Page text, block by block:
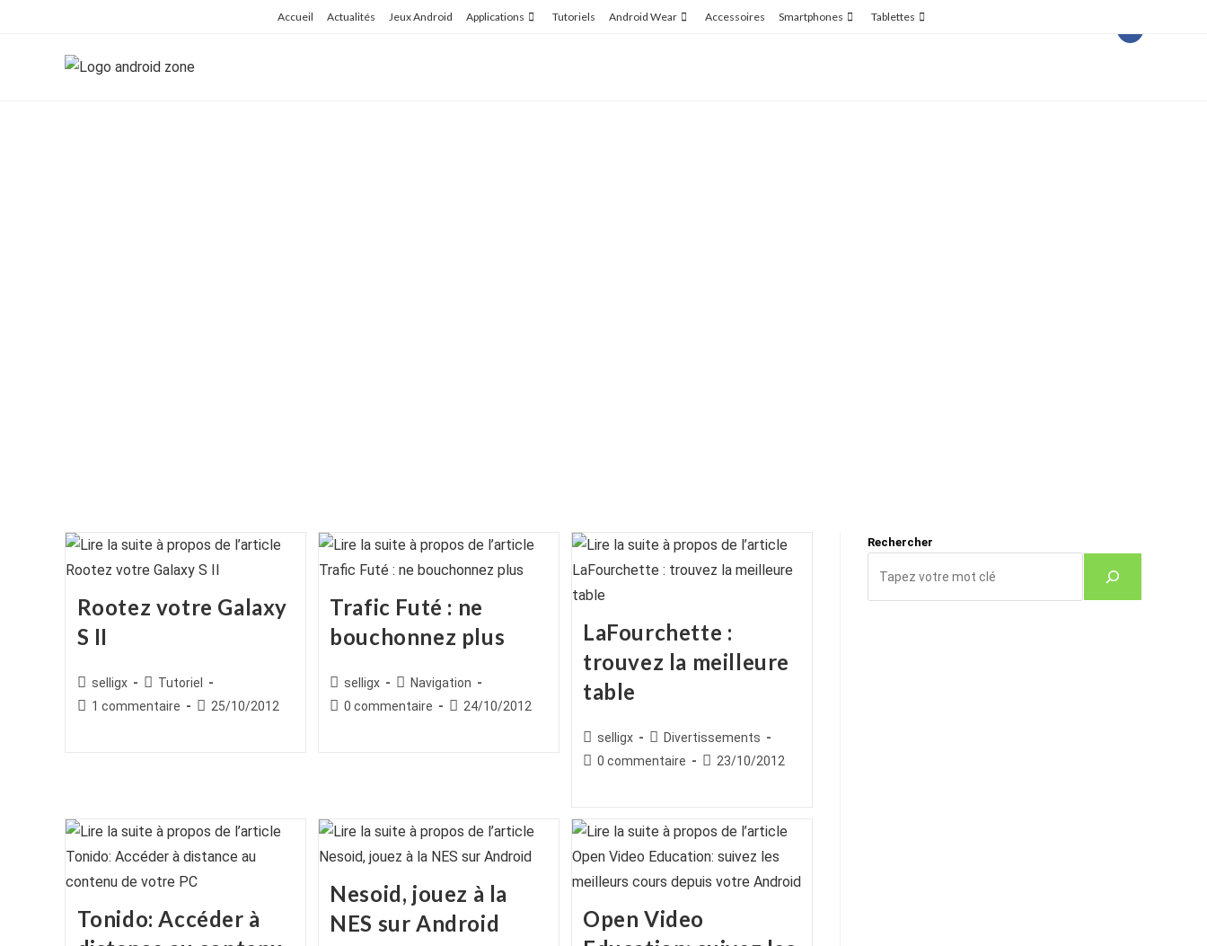
Accueil Actualités Jeux Android Applications Tutoriels Android Wear Accessoires Smartphones Tablettes
Rootez votre Galaxy
S II
Auteur/autrice
de
selligx
Post
category:
Tutoriel
Commentaires
1 commentaire
Publication
25/10/2012
Trafic Futé : ne
bouchonnez plus
Auteur/autrice
de
selligx
Post
category:
Navigation
Commentaires
0 commentaire
Publication
24/10/2012
LaFourchette :
trouvez la meilleure
table
Auteur/autrice
de
selligx
Post
category:
Divertissements
Commentaires
publication :
0 commentaire
Publication
23/10/2012
Tonido: Accéder à
Nesoid, jouez à la
NES sur Android
Open Video
Rechercher